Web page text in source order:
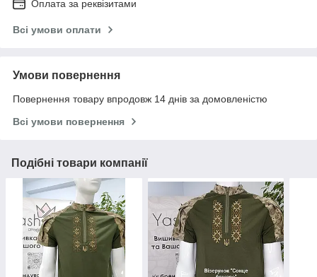
Оплата за реквізитами
Всі умови оплати
Умови повернення
Повернення товару впродовж 14 днів за домовленістю
Всі умови повернення
Подібні товари компанії